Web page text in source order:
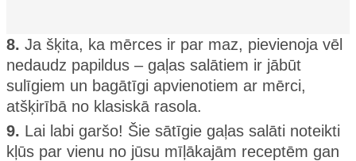
8. Ja šķita, ka mērces ir par maz, pievienoja vēl
nedaudz papildus – gaļas salātiem ir jābūt
sulīgiem un bagātīgi apvienotiem ar mērci,
atšķirībā no klasiskā rasola.
9. Lai labi garšo! Šie sātīgie gaļas salāti noteikti
kļūs par vienu no jūsu mīļākajām receptēm gan